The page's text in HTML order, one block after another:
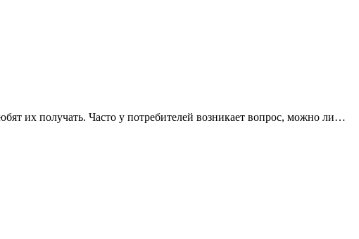
их получать. Часто у потребителей возникает вопрос, можно ли…